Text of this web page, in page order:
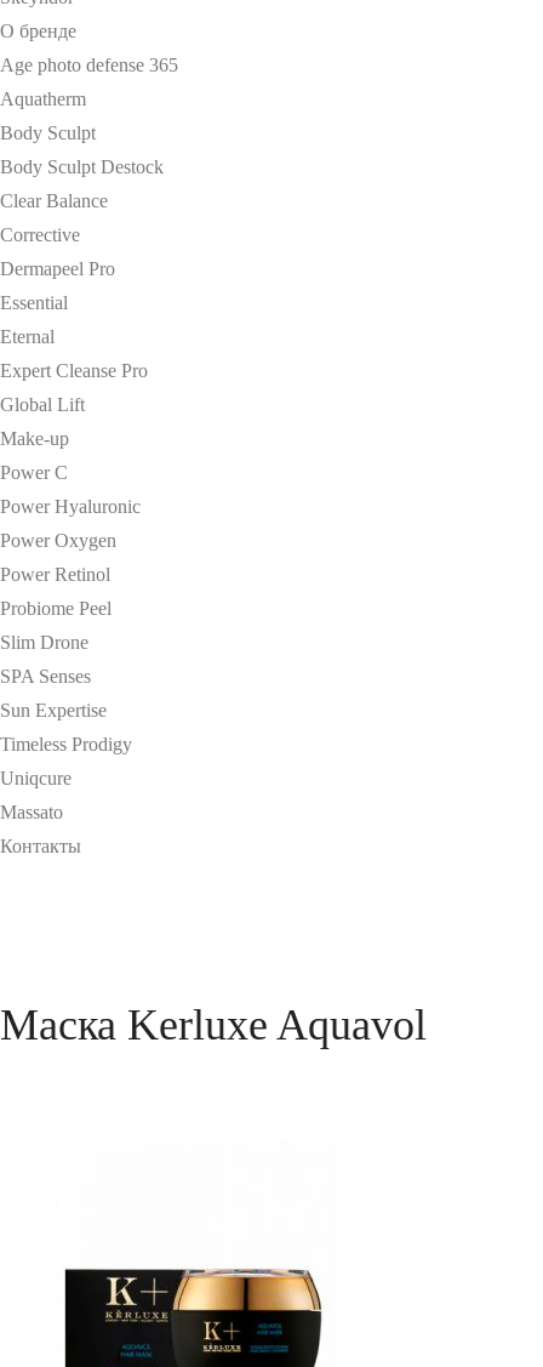
О бренде
Age photo defense 365
Aquatherm
Body Sculpt
Body Sculpt Destock
Clear Balance
Corrective
Dermapeel Pro
Essential
Eternal
Expert Cleanse Pro
Global Lift
Make-up
Power C
Power Hyaluronic
Power Oxygen
Power Retinol
Probiome Peel
Slim Drone
SPA Senses
Sun Expertise
Timeless Prodigy
Uniqcure
Massato
Контакты
Маска Kerluxe Aquavol